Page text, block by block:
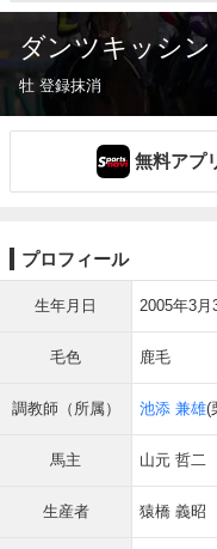
ダンツキッシン
牡 登録抹消
無料アプ
プロフィール
生年月日 2005年3月
毛色 鹿毛
調教師（所属） 池添 兼雄(
馬主 山元 哲二
生産者 猿橋 義昭